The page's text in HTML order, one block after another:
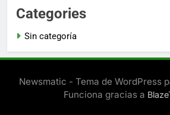
Categories
Sin categoría
Newsmatic - Tema de WordPress
Funciona gracias a